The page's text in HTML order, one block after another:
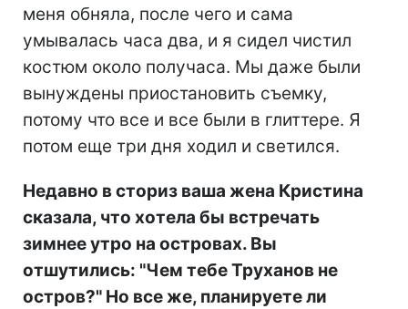
меня обняла, после чего и сама
умывалась часа два, и я сидел чистил
костюм около получаса. Мы даже были
вынуждены приостановить съемку,
потому что все и все были в глиттере. Я
потом еще три дня ходил и светился.
Недавно в сториз ваша жена Кристина
сказала, что хотела бы встречать
зимнее утро на островах. Вы
отшутились: "Чем тебе Труханов не
остров?" Но все же, планируете ли